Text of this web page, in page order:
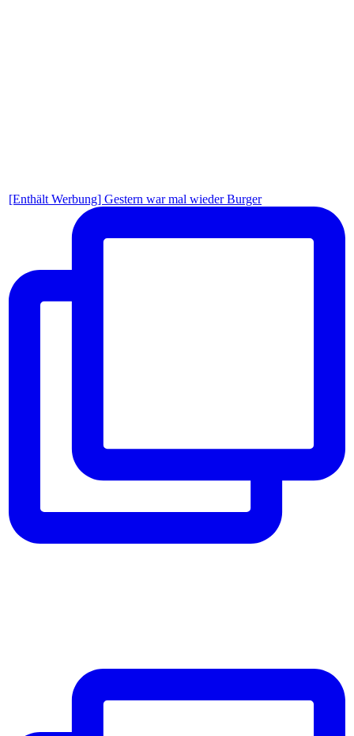
[Enthält Werbung] Gestern war mal wieder Burger